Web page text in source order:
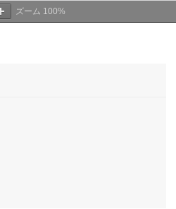
ズーム 100%